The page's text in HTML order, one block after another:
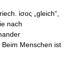
ίσος „gleich“,
nach
Menschen ist